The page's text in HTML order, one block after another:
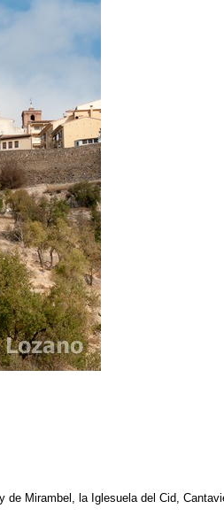
Mirambel, la Iglesuela del Cid,